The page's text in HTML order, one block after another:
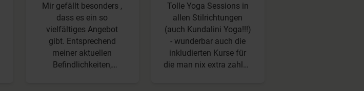
Mir gefällt besonders ,
dass es ein so
vielfältiges Angebot
gibt. Entsprechend
meiner aktuellen
Befindlichkeiten,
Tolle Yoga Sessions in
allen Stilrichtungen
(auch Kundalini Yoga!!!)
- wunderbar auch die
inkludierten Kurse für
die man nix extra zahlen